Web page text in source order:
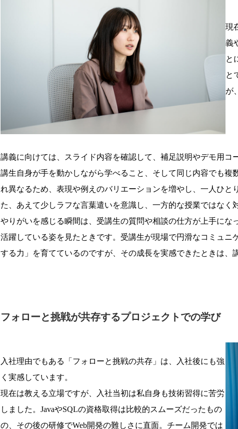
現
義
と
と
が
講義に向けては、スライド内容を確認して、補足説明やデモ用
講生自身が手を動かしながら学べること、そして同じ内容でも
れ異なるため、表現や例えのバリエーションを増やし、一人ひ
た、あえて少しラフな言葉遣いを意識し、一方的な授業ではなく
やりがいを感じる瞬間は、受講生の質問や相談の仕方が上手に
活躍している姿を見たときです。受講生が現場で円滑なコミュ
する力」を育てているのですが、その成長を実感できたときは、
フォローと挑戦が共存するプロジェクトでの学び
入社理由でもある「フォローと挑戦の共存」は、入社後にも強
く実感しています。
現在は教える立場ですが、入社当初は私自身も技術習得に苦労
しました。JavaやSQLの資格取得は比較的スムーズだったもの
の、その後の研修でWeb開発の難しさに直面。チーム開発では